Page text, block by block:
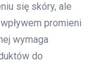
się skóry, ale
promieni
wymaga
do